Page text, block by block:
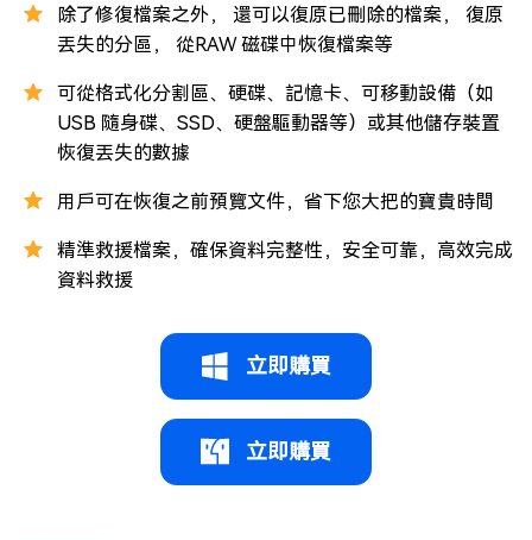
除了修復檔案之外， 還可以復原已刪除的檔案， 復原
丟失的分區， 從RAW 磁碟中恢復檔案等
可從格式化分割區、硬碟、記憶卡、可移動設備（如
USB 隨身碟、SSD、硬盤驅動器等）或其他儲存裝置
恢復丟失的數據
用戶可在恢復之前預覽文件，省下您大把的寶貴時間
精準救援檔案，確保資料完整性，安全可靠，高效完成
資料救援
立即購買
立即購買